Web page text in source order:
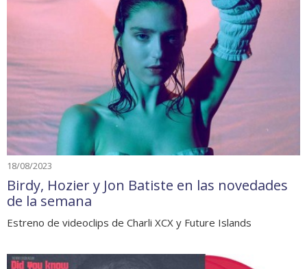
18/08/2023
Birdy, Hozier y Jon Batiste en las novedades
de la semana
Estreno de videoclips de Charli XCX y Future Islands